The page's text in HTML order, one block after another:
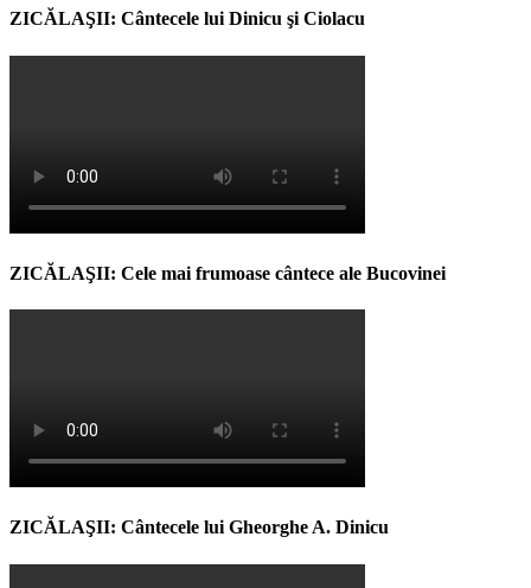
ZICĂLAŞII: Cântecele lui Dinicu şi Ciolacu
ZICĂLAŞII: Cele mai frumoase cântece ale Bucovinei
ZICĂLAŞII: Cântecele lui Gheorghe A. Dinicu